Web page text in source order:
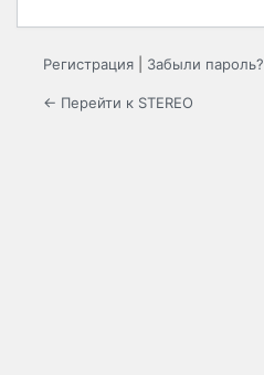
Регистрация Забыли пароль?
← Перейти к STEREO